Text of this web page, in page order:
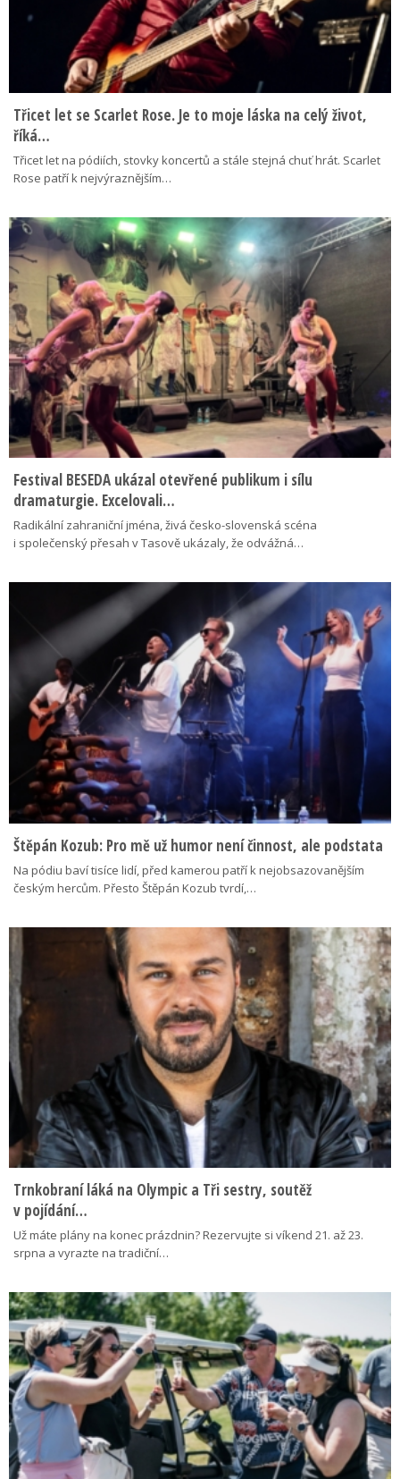
Třicet let se Scarlet Rose. Je to moje láska na celý život,
říká…
Třicet let na pódiích, stovky koncertů a stále stejná chuť hrát. Scarlet
Rose patří k nejvýraznějším…
Festival BESEDA ukázal otevřené publikum i sílu
dramaturgie. Excelovali…
Radikální zahraniční jména, živá česko-slovenská scéna
i společenský přesah v Tasově ukázaly, že odvážná…
Štěpán Kozub: Pro mě už humor není činnost, ale podstata
Na pódiu baví tisíce lidí, před kamerou patří k nejobsazovanějším
českým hercům. Přesto Štěpán Kozub tvrdí,…
Trnkobraní láká na Olympic a Tři sestry, soutěž
v pojídání…
Už máte plány na konec prázdnin? Rezervujte si víkend 21. až 23.
srpna a vyrazte na tradiční…